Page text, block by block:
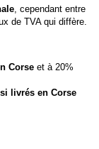
, cependant entre
de TVA qui diffère.
Corse et à 20%
livrés en Corse